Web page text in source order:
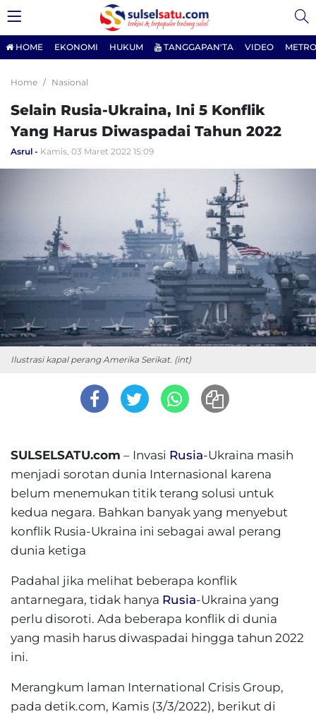
HOME EKONOMI HUKUM TANGGAPAN'TA VIDEO
Home Nasional
Selain Rusia-Ukraina, Ini 5 Konflik
Yang Harus Diwaspadai Tahun 2022
Asrul Kamis, 03 Maret 2022 15:09
Ilustrasi kapal perang Amerika Serikat. (int)
SULSELSATU.com – Invasi Rusia-Ukraina masih
menjadi sorotan dunia Internasional karena
belum menemukan titik terang solusi untuk
kedua negara. Bahkan banyak yang menyebut
konflik Rusia-Ukraina ini sebagai awal perang
dunia ketiga
Padahal jika melihat beberapa konflik
antarnegara, tidak hanya Rusia-Ukraina yang
perlu disoroti. Ada beberapa konflik di dunia
yang masih harus diwaspadai hingga tahun 2022
ini.
Merangkum laman International Crisis Group,
pada detik.com, Kamis (3/3/2022), berikut di